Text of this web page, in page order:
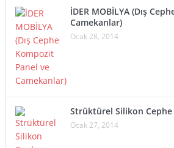
İDER MOBİLYA (Dış
Camekanlar)
Ocak 28, 2014
Strüktürel Silikon
Ocak 27, 2014